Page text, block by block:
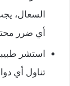
السعال،
أي ضرر
استشر
تناول أي